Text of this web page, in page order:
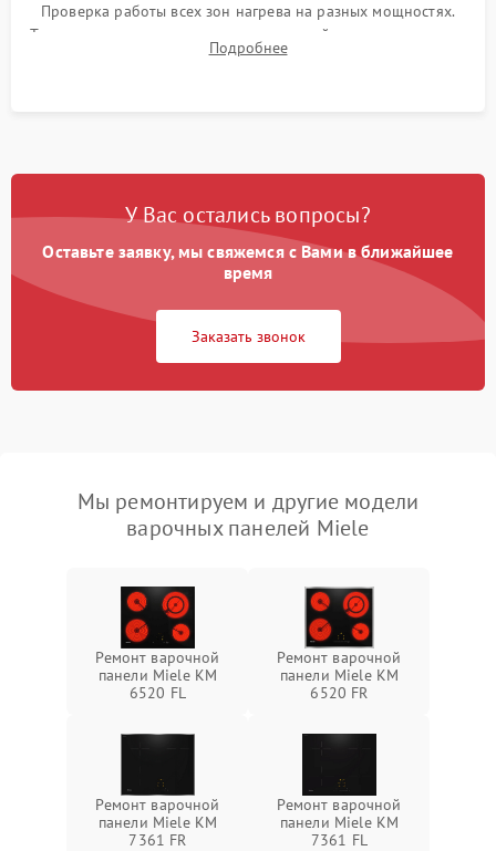
Проверка работы всех зон нагрева на разных мощностях.
Тестирование сенсорного управления, таймера, индикаторов
остаточного тепла и систем защиты от перегрева.
Подробнее
У Вас остались вопросы?
Оставьте заявку, мы свяжемся с Вами в ближайшее
время
Заказать звонок
Мы ремонтируем и другие модели
варочных панелей Miele
Ремонт варочной
панели Miele KM
6520 FL
Ремонт варочной
панели Miele KM
6520 FR
Ремонт варочной
панели Miele KM
7361 FR
Ремонт варочной
панели Miele KM
7361 FL